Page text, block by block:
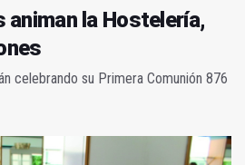
animan la Hostelería,
celebrando su Primera Comunión 876